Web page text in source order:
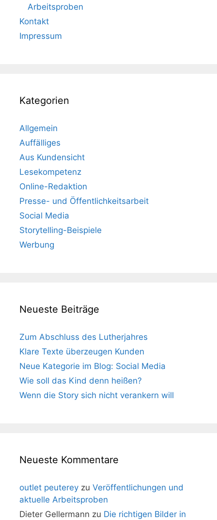
Arbeitsproben
Kontakt
Impressum
Kategorien
Allgemein
Auffälliges
Aus Kundensicht
Lesekompetenz
Online-Redaktion
Presse- und Öffentlichkeitsarbeit
Social Media
Storytelling-Beispiele
Werbung
Neueste Beiträge
Zum Abschluss des Lutherjahres
Klare Texte überzeugen Kunden
Neue Kategorie im Blog: Social Media
Wie soll das Kind denn heißen?
Wenn die Story sich nicht verankern will
Neueste Kommentare
outlet peuterey zu Veröffentlichungen und
aktuelle Arbeitsproben
Dieter Gellermann zu Die richtigen Bilder in